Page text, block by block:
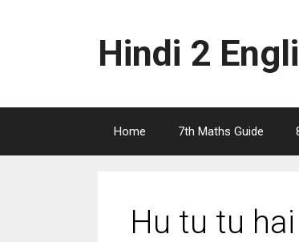
Hindi 2
Home 7th Maths Guide
Hu tu tu